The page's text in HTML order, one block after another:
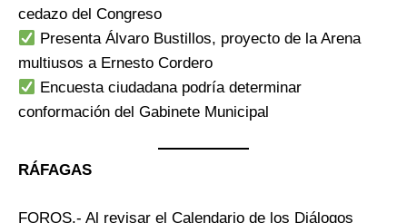
cedazo del Congreso
Presenta Álvaro Bustillos, proyecto de la Arena
multiusos a Ernesto Cordero
Encuesta ciudadana podría determinar
conformación del Gabinete Municipal
RÁFAGAS
FOROS.- Al revisar el Calendario de los Diálogos